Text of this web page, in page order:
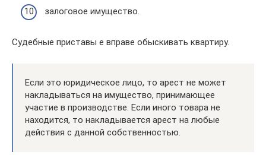
залоговое имущество.
Судебные приставы е вправе обыскивать квартиру.
Если это юридическое лицо, то арест не может
накладываться на имущество, принимающее
участие в производстве. Если иного товара не
находится, то накладывается арест на любые
действия с данной собственностью.